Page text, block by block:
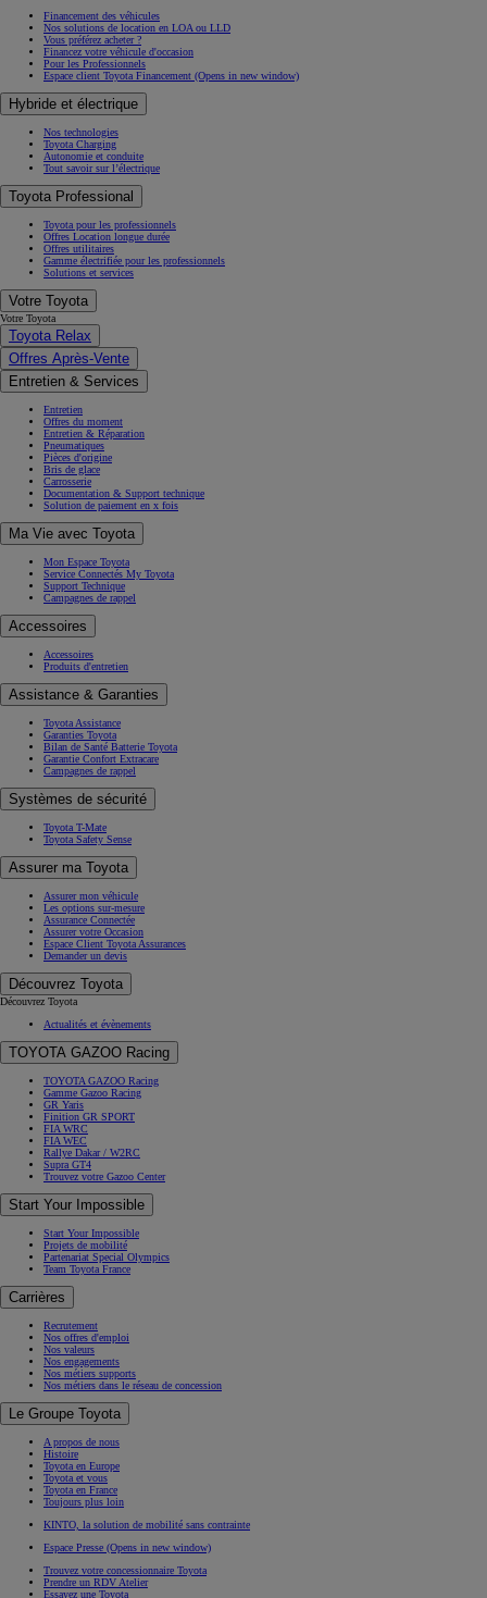
Financement des véhicules
Nos solutions de location en LOA ou LLD
Vous préférez acheter ?
Financez votre véhicule d'occasion
Pour les Professionnels
Espace client Toyota Financement (Opens in new window)
Hybride et électrique
Nos technologies
Toyota Charging
Autonomie et conduite
Tout savoir sur l’électrique
Toyota Professional
Toyota pour les professionnels
Offres Location longue durée
Offres utilitaires
Gamme électrifiée pour les professionnels
Solutions et services
Votre Toyota
Votre Toyota
Toyota Relax
Offres Après-Vente
Entretien & Services
Entretien
Offres du moment
Entretien & Réparation
Pneumatiques
Pièces d'origine
Bris de glace
Carrosserie
Documentation & Support technique
Solution de paiement en x fois
Ma Vie avec Toyota
Mon Espace Toyota
Service Connectés My Toyota
Support Technique
Campagnes de rappel
Accessoires
Accessoires
Produits d'entretien
Assistance & Garanties
Toyota Assistance
Garanties Toyota
Bilan de Santé Batterie Toyota
Garantie Confort Extracare
Campagnes de rappel
Systèmes de sécurité
Toyota T-Mate
Toyota Safety Sense
Assurer ma Toyota
Assurer mon véhicule
Les options sur-mesure
Assurance Connectée
Assurer votre Occasion
Espace Client Toyota Assurances
Demander un devis
Découvrez Toyota
Découvrez Toyota
Actualités et évènements
TOYOTA GAZOO Racing
TOYOTA GAZOO Racing
Gamme Gazoo Racing
GR Yaris
Finition GR SPORT
FIA WRC
FIA WEC
Rallye Dakar / W2RC
Supra GT4
Trouvez votre Gazoo Center
Start Your Impossible
Start Your Impossible
Projets de mobilité
Partenariat Special Olympics
Team Toyota France
Carrières
Recrutement
Nos offres d'emploi
Nos valeurs
Nos engagements
Nos métiers supports
Nos métiers dans le réseau de concession
Le Groupe Toyota
A propos de nous
Histoire
Toyota en Europe
Toyota et vous
Toyota en France
Toujours plus loin
KINTO, la solution de mobilité sans contrainte
Espace Presse (Opens in new window)
Trouvez votre concessionnaire Toyota
Prendre un RDV Atelier
Essayez une Toyota